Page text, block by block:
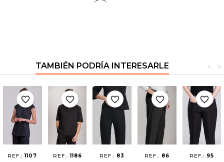
TAMBIÉN PODRÍA INTERESARLE >
<
REF.:1107
favorite_border
REF.:1186
favorite_border
REF.: 83
favorite_border
REF.: 86
favorite_border
REF.: 95
favorite_border